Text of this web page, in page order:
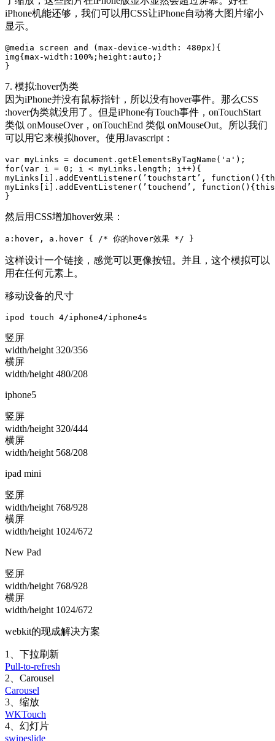
iPhone机能还够，我们可以用CSS让iPhone自动将大图片缩小
显示。
@media screen and (max-device-width: 480px){
img{max-width:100%;height:auto;}
}
7. 模拟:hover伪类
因为iPhone并没有鼠标指针，所以没有hover事件。那么CSS
:hover伪类就没用了。但是iPhone有Touch事件，onTouchStart
类似 onMouseOver，onTouchEnd 类似 onMouseOut。所以我们
可以用它来模拟hover。使用Javascript：
var myLinks = document.getElementsByTagName('a');
for(var i = 0; i < myLinks.length; i++){
myLinks[i].addEventListener(’touchstart’,
myLinks[i].addEventListener(’touchend’,
}
然后用CSS增加hover效果：
a:hover, a.hover { /* 你的hover效果 */ }
这样设计一个链接，感觉可以更像按钮。并且，这个模拟可以
用在任何元素上。
移动设备的尺寸
ipod touch 4/iphone4/iphone4s
竖屏
width/height 320/356
横屏
width/height 480/208
iphone5
竖屏
width/height 320/444
横屏
width/height 568/208
ipad mini
竖屏
width/height 768/928
横屏
width/height 1024/672
New Pad
竖屏
width/height 768/928
横屏
width/height 1024/672
webkit的现成解决方案
1、下拉刷新
Pull-to-refresh
2、Carousel
Carousel
3、缩放
WKTouch
4、幻灯片
swipeslide